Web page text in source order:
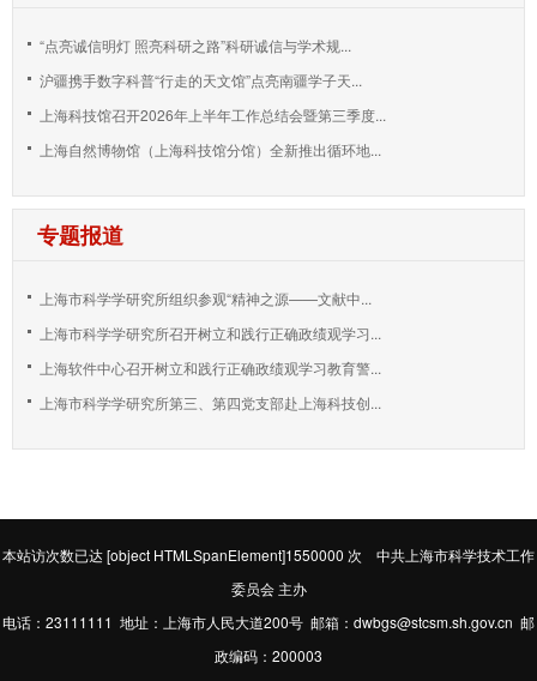
“点亮诚信明灯 照亮科研之路”科研诚信与学术规...
沪疆携手数字科普“行走的天文馆”点亮南疆学子天...
上海科技馆召开2026年上半年工作总结会暨第三季度...
上海自然博物馆（上海科技馆分馆）全新推出循环地...
专题报道
上海市科学学研究所组织参观“精神之源——文献中...
上海市科学学研究所召开树立和践行正确政绩观学习...
上海软件中心召开树立和践行正确政绩观学习教育警...
上海市科学学研究所第三、第四党支部赴上海科技创...
本站访次数已达[object HTMLSpanElement]1550000 次 中共上海市科学技术工作
委员会 主办
电话：23111111 地址：上海市人民大道200号 邮箱：dwbgs@stcsm.sh.gov.cn 邮
政编码：200003